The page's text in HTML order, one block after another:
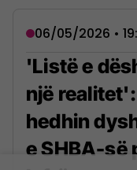
06/05/2026 •
'Listë e
një
hedhin
e SHBA-së